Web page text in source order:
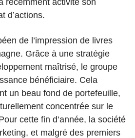
d’actions.
de l’impression de livres
Grâce à une stratégie
maîtrisé, le groupe
bénéficiaire. Cela
un beau fond de portefeuille,
concentrée sur le
cette fin d’année, la société
et malgré des premiers